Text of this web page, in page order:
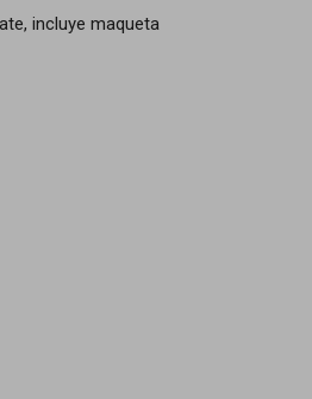
incluye maqueta